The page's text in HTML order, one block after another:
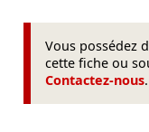
Vous possédez
cette fiche ou
Contactez-nous.